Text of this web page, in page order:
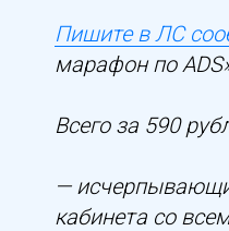
Пишите в ЛС
марафон по
Всего за 590
—
кабинета со